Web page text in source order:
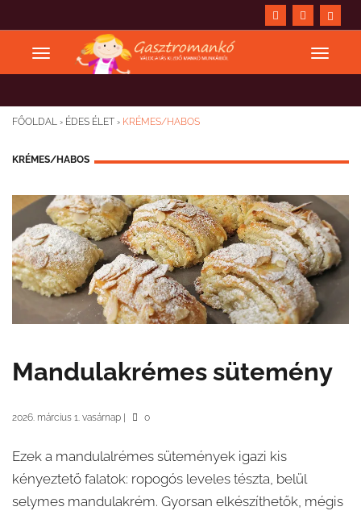
FŐOLDAL › ÉDES ÉLET › KRÉMES/HABOS
KRÉMES/HABOS
Mandulakrémes sütemény
2026. március 1. vasárnap 0
Ezek a mandulalrémes sütemények igazi kis
kényeztető falatok: ropogós leveles tészta, belül
selymes mandulakrém. Gyorsan elkészíthetők, mégis